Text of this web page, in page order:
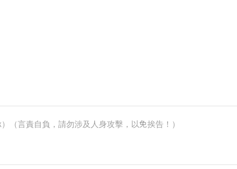
（言責自負，請勿涉及人身攻擊，以免挨告！）